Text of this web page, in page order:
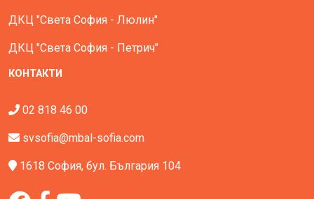
ДКЦ "Света София - Люлин"
ДКЦ "Света София - Петрич"
КОНТАКТИ
02 818 46 00
svsofia@mbal-sofia.com
1618 София, бул. България 104